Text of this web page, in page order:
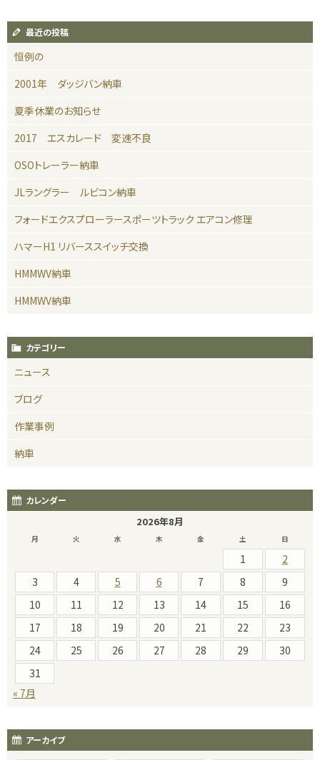
最近の投稿
恒例の
2001年 ダッジバン納車
夏季休業のお知らせ
2017 エスカレード 変速不良
OSOトレーラー納車
JLラングラー ルビコン納車
フォードエクスプローラースポーツトラック エアコン修理
ハマーH1 リバーススイッチ交換
HMMWV納車
HMMWV納車
カテゴリー
ニュース
ブログ
作業事例
納車
カレンダー
2026年8月
月 火 水 木 金 土 日
1
2
3
4 5 6 7 8
9
10
11 12 13 14 15
16
17
18 19 20 21 22
23
24
25 26 27 28 29
30
31
« 7月
アーカイブ